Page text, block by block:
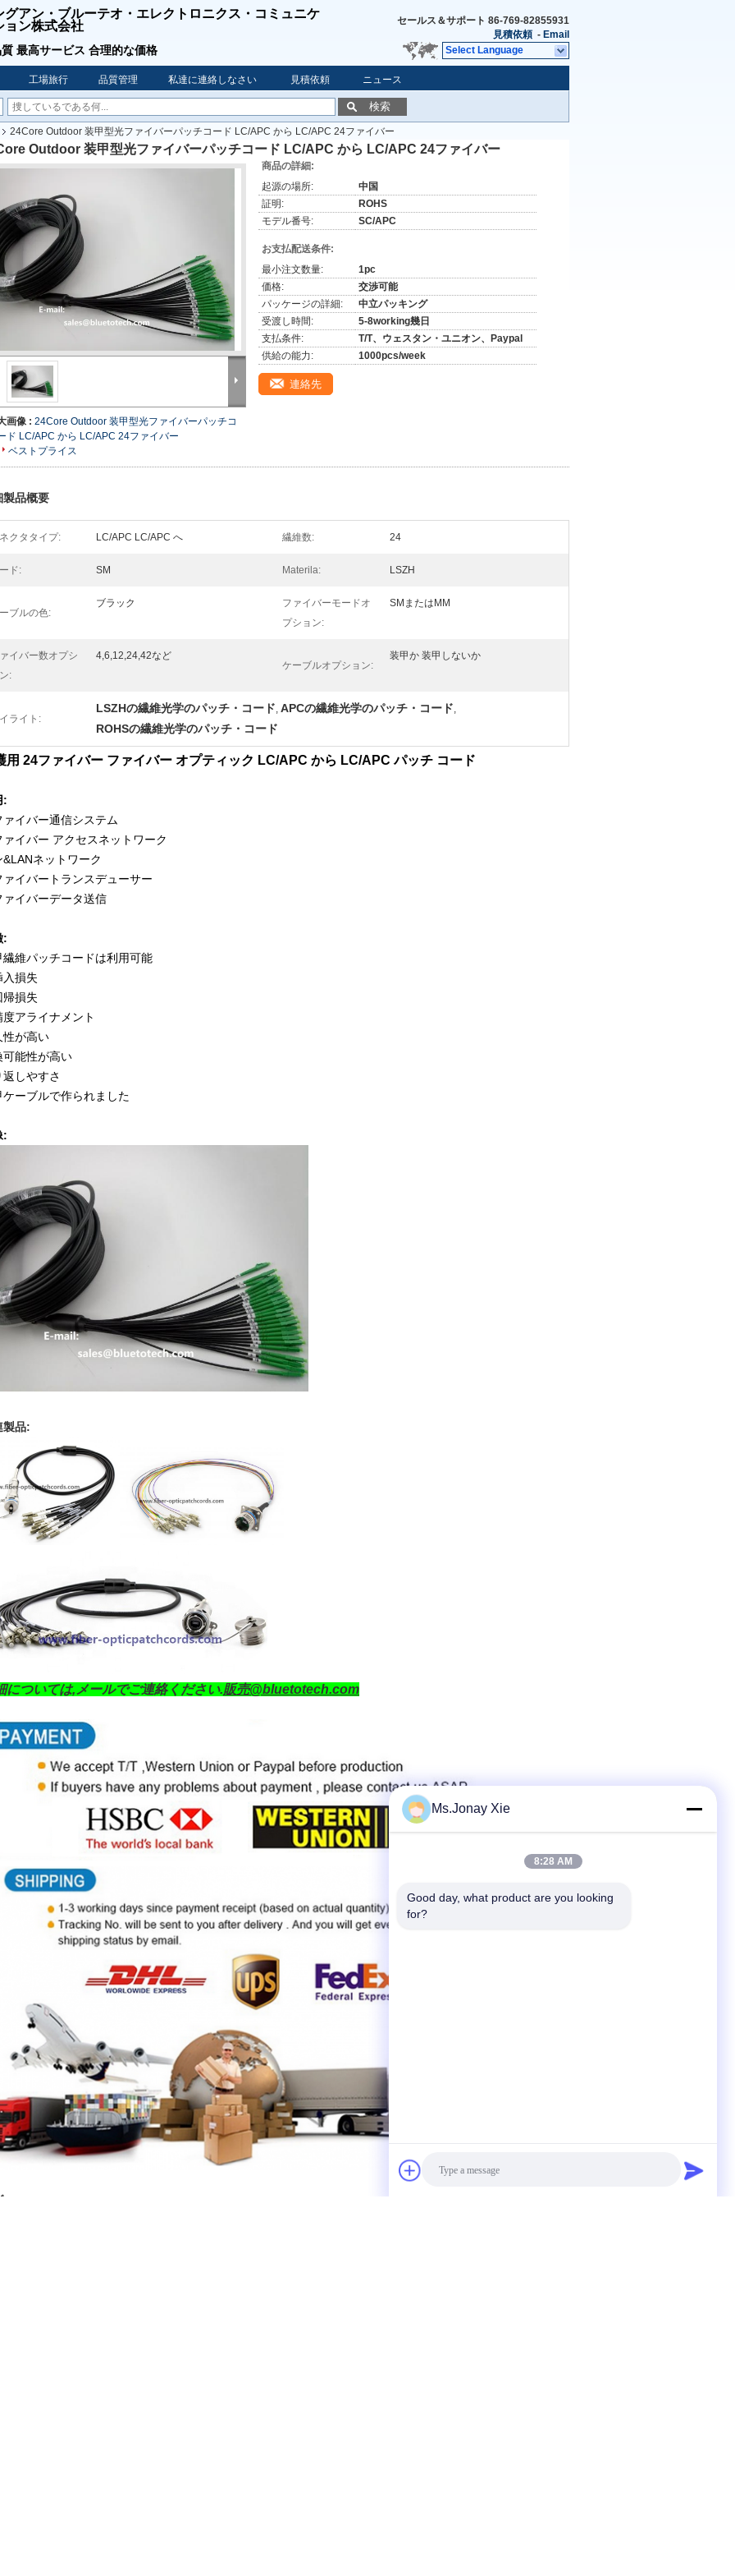
グアン・ブルーテオ・エレクトロニクス・コミュニケ
ョン株式会社
最高サービス 合理的な価格
セールス＆サポート 86-769-82855931
見積依頼 - Email
Select Language
工場旅行 品質管理 私達に連絡しなさい 見積依頼 ニュース
検索
24Core Outdoor 装甲型光ファイバーパッチコード LC/APC から LC/APC 24ファイバー
Outdoor 装甲型光ファイバーパッチコード LC/APC から LC/APC 24ファイバー
画像 : 24Core Outdoor 装甲型光ファイバーパッチコ
ド LC/APC から LC/APC 24ファイバー
ベストプライス
商品の詳細:
起源の場所:
中国
証明:
ROHS
モデル番号:
SC/APC
お支払配送条件:
最小注文数量:
1pc
価格:
交渉可能
パッケージの詳細:
中立パッキング
受渡し時間:
5-8working幾日
支払条件:
T/T、ウェスタン・ユニオン、Paypal
供給の能力:
1000pcs/week
連絡先
製品概要
クタタイプ: LC/APC LC/APC へ 繊維数: 24
ド: SM Materila: LSZH
ブルの色:
ブラック
ファイバーモードオ
プション:
SMまたはMM
イバー数オプシ
:
4,6,12,24,42など
ケーブルオプション:
装甲か 装甲しないか
ライト:
LSZHの繊維光学のパッチ・コード, APCの繊維光学のパッチ・コード,
ROHSの繊維光学のパッチ・コード
用 24ファイバー ファイバー オプティック LC/APC から LC/APC パッチ コード
:
ァイバー通信システム
ァイバー アクセスネットワーク
&LANネットワーク
ァイバートランスデューサー
ァイバーデータ送信
:
繊維パッチコードは利用可能
入損失
帰損失
度アライナメント
性が高い
可能性が高い
返しやすさ
ケーブルで作られました
:
製品:
については,メールでご連絡ください.販売@bluetotech.com
Ms.Jonay Xie
8:28 AM
Good day, what product are you looking
for?